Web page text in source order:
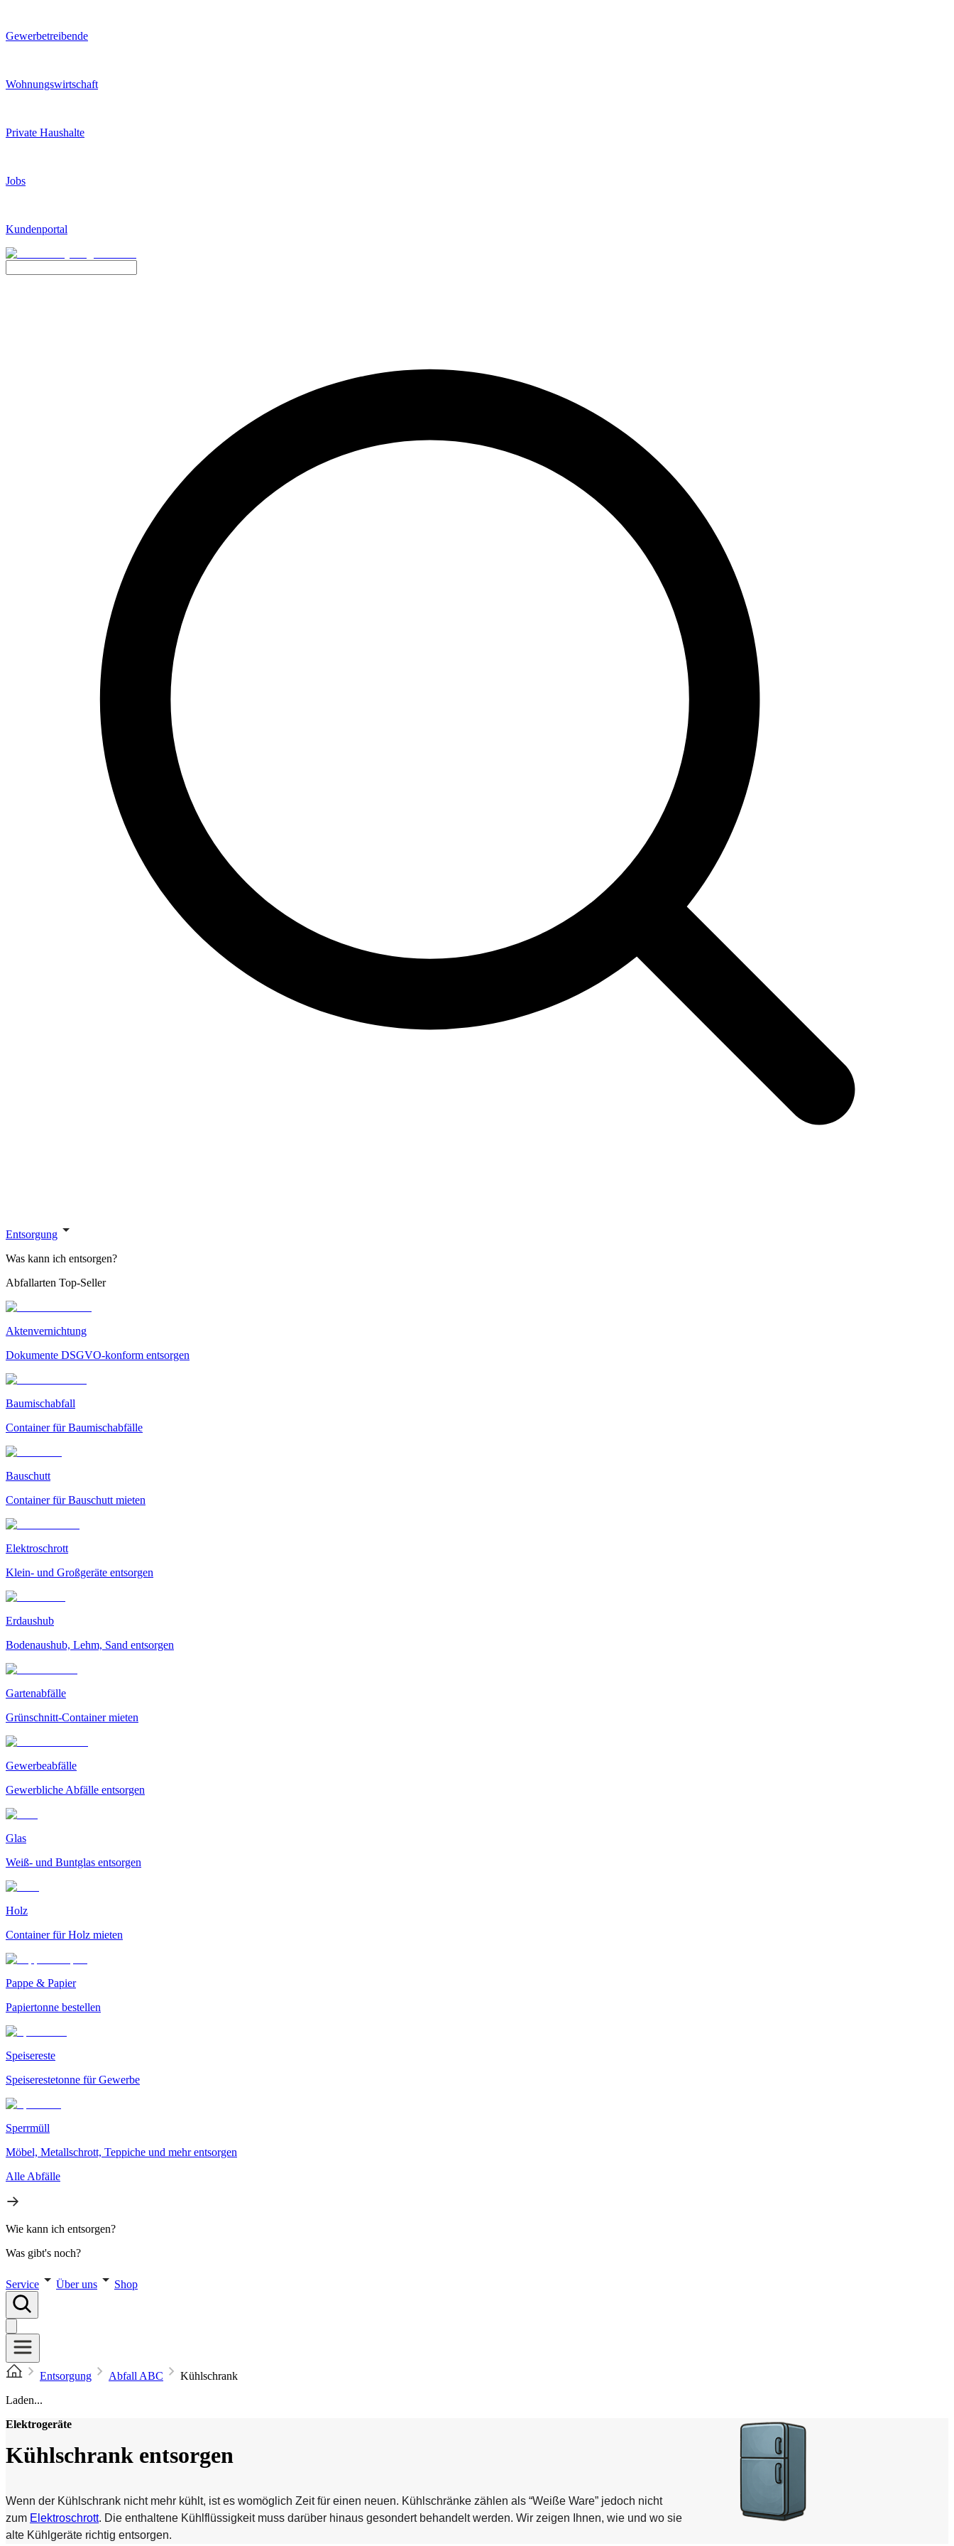
Gewerbetreibende
Wohnungswirtschaft
Private Haushalte
Jobs
Kundenportal
Entsorgung
Was kann ich entsorgen?
Abfallarten Top-Seller
Aktenvernichtung
Dokumente DSGVO-konform entsorgen
Baumischabfall
Container für Baumischabfälle
Bauschutt
Container für Bauschutt mieten
Elektroschrott
Klein- und Großgeräte entsorgen
Erdaushub
Bodenaushub, Lehm, Sand entsorgen
Gartenabfälle
Grünschnitt-Container mieten
Gewerbeabfälle
Gewerbliche Abfälle entsorgen
Glas
Weiß- und Buntglas entsorgen
Holz
Container für Holz mieten
Pappe & Papier
Papiertonne bestellen
Speisereste
Speiserestetonne für Gewerbe
Sperrmüll
Möbel, Metallschrott, Teppiche und mehr entsorgen
Alle Abfälle
Wie kann ich entsorgen?
Was gibt's noch?
Service Über uns Shop
Entsorgung Abfall ABC
Kühlschrank
Laden...
Elektrogeräte
Kühlschrank entsorgen
Wenn der Kühlschrank nicht mehr kühlt, ist es womöglich Zeit für einen neuen. Kühlschränke zählen als “Weiße Ware” jedoch nicht
zum Elektroschrott. Die enthaltene Kühlflüssigkeit muss darüber hinaus gesondert behandelt werden. Wir zeigen Ihnen, wie und wo sie
alte Kühlgeräte richtig entsorgen.